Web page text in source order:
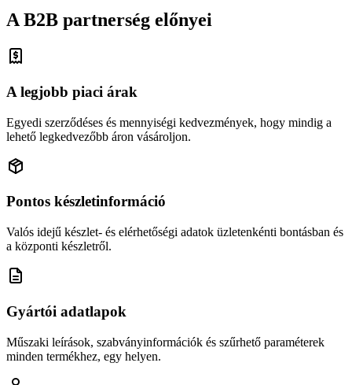
A B2B partnerség előnyei
A legjobb piaci árak
Egyedi szerződéses és mennyiségi kedvezmények, hogy mindig a
lehető legkedvezőbb áron vásároljon.
Pontos készletinformáció
Valós idejű készlet- és elérhetőségi adatok üzletenkénti bontásban és
a központi készletről.
Gyártói adatlapok
Műszaki leírások, szabványinformációk és szűrhető paraméterek
minden termékhez, egy helyen.